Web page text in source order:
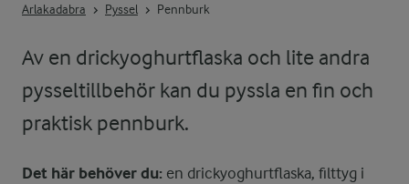
Arlakadabra Pyssel Pennburk
Av en drickyoghurtflaska och lite andra
pysseltillbehör kan du pyssla en fin och
praktisk pennburk.
Det här behöver du: en drickyoghurtflaska, filttyg i